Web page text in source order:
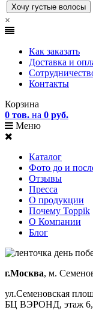
×
Как заказать
Доставка и
Контакты
Корзина
0 тов. на 0 руб.
Меню
Каталог
Фото до и
Отзывы
Пресса
О продукции
Почему Toppik
О Компании
Блог
г.Москва, м.
ул.Семеновская
БЦ ВЭРОНД, этаж 6,